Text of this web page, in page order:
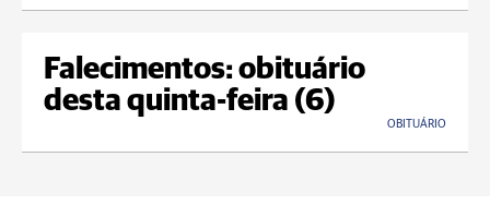
Falecimentos: obituário
desta quinta-feira (6)
OBITUÁRIO